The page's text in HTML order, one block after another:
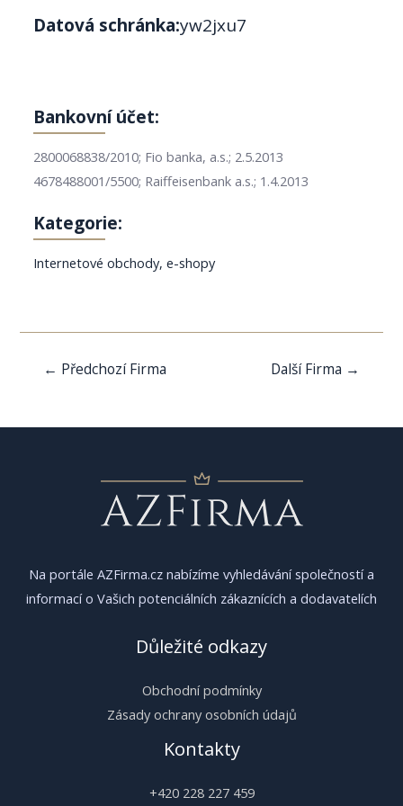
Datová schránka:yw2jxu7
Bankovní účet:
2800068838/2010; Fio banka, a.s.; 2.5.2013
4678488001/5500; Raiffeisenbank a.s.; 1.4.2013
Kategorie:
Internetové obchody, e-shopy
Navigace
← Předchozí Firma Další Firma →
Na portále AZFirma.cz nabízíme vyhledávání společností a
informací o Vašich potenciálních zákaznících a dodavatelích
Důležité odkazy
Obchodní podmínky
Zásady ochrany osobních údajů
Kontakty
+420 228 227 459